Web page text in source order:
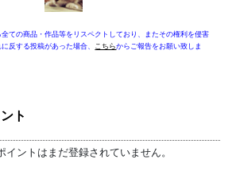
ての商品・作品等をリスペクトしており、またその権利を侵害
反する投稿があった場合、
こちらからご報告をお願い致しま
ト
イントはまだ登録されていません。